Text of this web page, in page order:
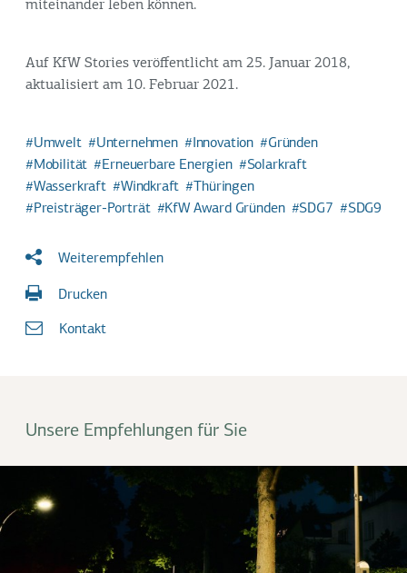
miteinander leben können.
Auf KfW Stories veröffentlicht am 25. Januar 2018,
aktualisiert am 10. Februar 2021.
Umwelt Unternehmen Innovation
Gründen
Mobilität
Erneuerbare Energien
Solarkraft
Wasserkraft
Windkraft
Thüringen
Preisträger-Porträt
KfW Award Gründen SDG7 SDG9
Weiterempfehlen
Drucken
Kontakt
Unsere Empfehlungen für Sie